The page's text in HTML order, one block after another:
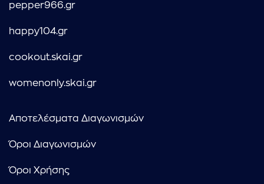
pepper966.gr
happy104.gr
cookout.skai.gr
womenonly.skai.gr
Αποτελέσματα Διαγωνισμών
Όροι Διαγωνισμών
Όροι Χρήσης